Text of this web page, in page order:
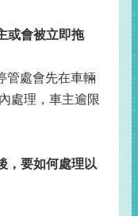
或會被立即拖
管處會先在車輛
處理，車主逾限
，要如何處理以